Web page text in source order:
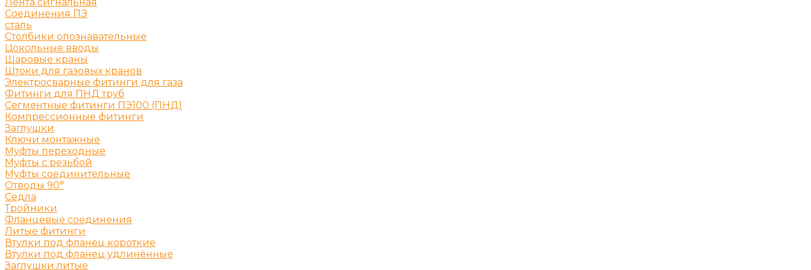
Соединения ПЭ
сталь
Столбики опознавательные
Цокольные вводы
Шаровые краны
Штоки для газовых кранов
Электросварные фитинги для газа
Фитинги для ПНД труб
Сегментные фитинги ПЭ100 (ПНД)
Компрессионные фитинги
Заглушки
Ключи монтажные
Муфты переходные
Муфты с резьбой
Муфты соединительные
Отводы 90°
Сёдла
Тройники
Фланцевые соединения
Литые фитинги
Втулки под фланец короткие
Втулки под фланец удлинённые
Заглушки литые